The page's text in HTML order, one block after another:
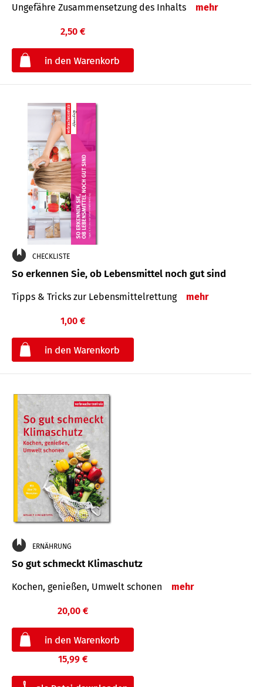
Ungefähre Zusammensetzung des Inhalts mehr
2,50 €
CHECKLISTE
So erkennen Sie, ob Lebensmittel noch gut sind
Tipps & Tricks zur Lebensmittelrettung mehr
1,00 €
ERNÄHRUNG
So gut schmeckt Klimaschutz
Kochen, genießen, Umwelt schonen mehr
20,00 €
15,99 €